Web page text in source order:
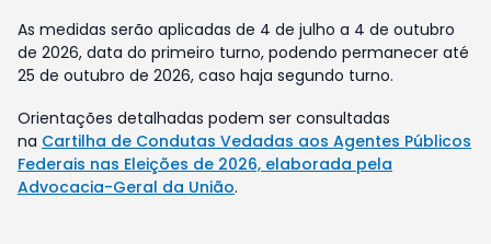
As medidas serão aplicadas de 4 de julho a 4 de outubro
de 2026, data do primeiro turno, podendo permanecer até
25 de outubro de 2026, caso haja segundo turno.
Orientações detalhadas podem ser consultadas
na Cartilha de Condutas Vedadas aos Agentes Públicos
Federais nas Eleições de 2026, elaborada pela
Advocacia-Geral da União.